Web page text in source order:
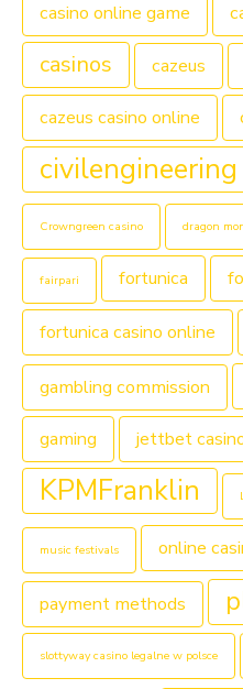
casino online game
casinos cazeus
cazeus casino online
civilengineering
Crowngreen casino dragon
fairpari fortunica
fortunica casino online
gambling commission
gaming jettbet
KPMFranklin
music festivals online
payment methods
slottyway casino legalne w polsce